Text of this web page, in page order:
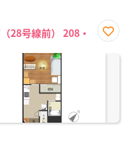
28号線前） 208・
に入